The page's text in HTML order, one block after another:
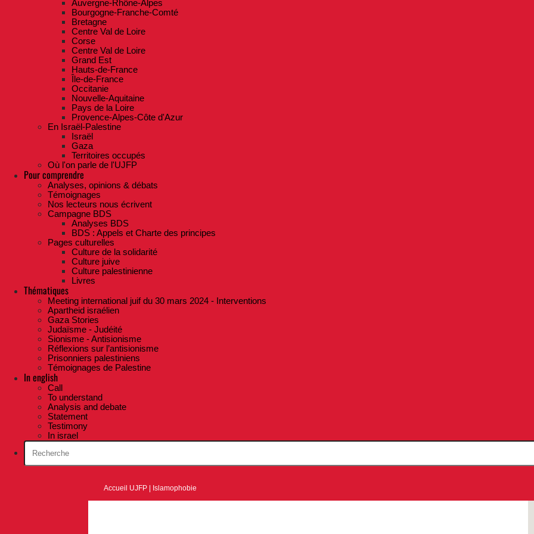
Auvergne-Rhône-Alpes
Bourgogne-Franche-Comté
Bretagne
Centre Val de Loire
Corse
Centre Val de Loire
Grand Est
Hauts-de-France
Île-de-France
Occitanie
Nouvelle-Aquitaine
Pays de la Loire
Provence-Alpes-Côte d'Azur
En Israël-Palestine
Israël
Gaza
Territoires occupés
Où l'on parle de l'UJFP
Pour comprendre
Analyses, opinions & débats
Témoignages
Nos lecteurs nous écrivent
Campagne BDS
Analyses BDS
BDS : Appels et Charte des principes
Pages culturelles
Culture de la solidarité
Culture juive
Culture palestinienne
Livres
Thématiques
Meeting international juif du 30 mars 2024 - Interventions
Apartheid israélien
Gaza Stories
Judaïsme - Judéité
Sionisme - Antisionisme
Réflexions sur l’antisionisme
Prisonniers palestiniens
Témoignages de Palestine
In english
Call
To understand
Analysis and debate
Statement
Testimony
In israel
Accueil UJFP Islamophobie